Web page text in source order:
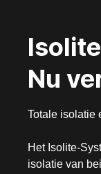
Nu
Totale isolatie
Het Isolite-
isolatie van